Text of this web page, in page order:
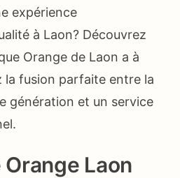
expérience
à Laon? Découvrez
Orange de Laon a à
la fusion parfaite entre la
génération et un service
Laon